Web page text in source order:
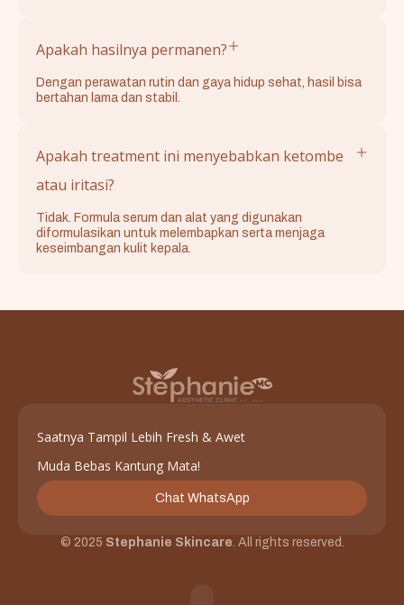
Apakah hasilnya permanen?
Dengan perawatan rutin dan gaya hidup sehat, hasil bisa
bertahan lama dan stabil.
Apakah treatment ini menyebabkan ketombe
atau iritasi?
Tidak. Formula serum dan alat yang digunakan
diformulasikan untuk melembapkan serta menjaga
keseimbangan kulit kepala.
Saatnya Tampil Lebih Fresh & Awet
Muda Bebas Kantung Mata!
Chat WhatsApp
© 2025 Stephanie Skincare. All rights reserved.